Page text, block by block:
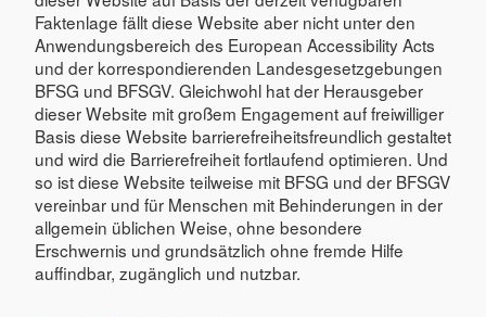
Faktenlage fällt diese Website aber nicht unter den
Anwendungsbereich des European Accessibility Acts
und der korrespondierenden Landesgesetzgebungen
BFSG und BFSGV. Gleichwohl hat der Herausgeber
dieser Website mit großem Engagement auf freiwilliger
Basis diese Website barrierefreiheitsfreundlich gestaltet
und wird die Barrierefreiheit fortlaufend optimieren. Und
so ist diese Website teilweise mit BFSG und der BFSGV
vereinbar und für Menschen mit Behinderungen in der
allgemein üblichen Weise, ohne besondere
Erschwernis und grundsätzlich ohne fremde Hilfe
auffindbar, zugänglich und nutzbar.